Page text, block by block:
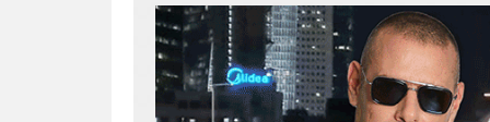
אחסון אתרים
מהירות הגנה גיבוי
תמיכה שירותים מקצועיים
לעורכי דין